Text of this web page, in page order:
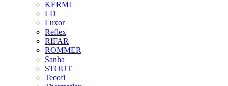
KERMI
LD
Luxor
Reflex
RIFAR
ROMMER
Sanha
STOUT
Tecofi